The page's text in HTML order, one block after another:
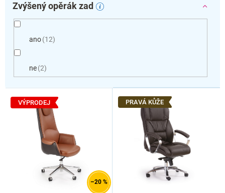
Zvýšený opěrák zad
ano 12
ne 2
V
VÝPRODEJ
–20 %
PRAVÁ KŮŽE